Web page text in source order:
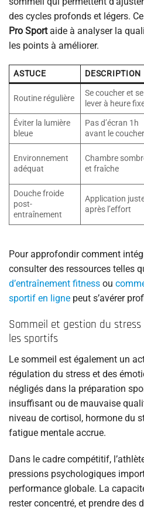
des cycles profonds et légers.
Pro Sportaide à analyser la
les points à améliorer.
ASTUCE DESCRIPTION
Routine régulière
Se coucher et se
lever à heure
Éviter la lumière
bleue
Pas d’écran 1h
avant le coucher
Environnement
adéquat
Chambre
et fraîche
Douche froide
post-
entraînement
Application
après l’effort
Pour approfondir comment
consulter des ressources telles
d’entraînement fitness ou
sportif en ligne peut s’avérer
Sommeil et gestion du
les sportifs
Le sommeil est également un
régulation du stress et des
négligés dans la préparation
insuffisant ou de mauvaise
niveau de cortisol, hormone du
fatigue mentale accrue.
Dans le cadre compétitif,
pressions psychologiques
performance globale. La
rester concentré, et prendre des